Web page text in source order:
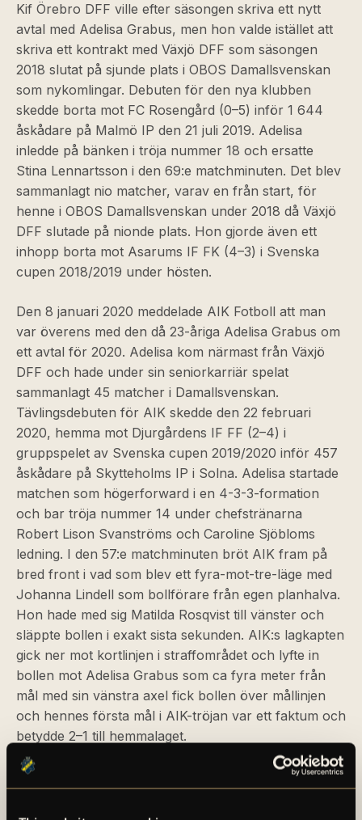
Kif Örebro DFF ville efter säsongen skriva ett nytt
avtal med Adelisa Grabus, men hon valde istället att
skriva ett kontrakt med Växjö DFF som säsongen
2018 slutat på sjunde plats i OBOS Damallsvenskan
som nykomlingar. Debuten för den nya klubben
skedde borta mot FC Rosengård (0–5) inför 1 644
åskådare på Malmö IP den 21 juli 2019. Adelisa
inledde på bänken i tröja nummer 18 och ersatte
Stina Lennartsson i den 69:e matchminuten. Det blev
sammanlagt nio matcher, varav en från start, för
henne i OBOS Damallsvenskan under 2018 då Växjö
DFF slutade på nionde plats. Hon gjorde även ett
inhopp borta mot Asarums IF FK (4–3) i Svenska
cupen 2018/2019 under hösten.
Den 8 januari 2020 meddelade AIK Fotboll att man
var överens med den då 23-åriga Adelisa Grabus om
ett avtal för 2020. Adelisa kom närmast från Växjö
DFF och hade under sin seniorkarriär spelat
sammanlagt 45 matcher i Damallsvenskan.
Tävlingsdebuten för AIK skedde den 22 februari
2020, hemma mot Djurgårdens IF FF (2–4) i
gruppspelet av Svenska cupen 2019/2020 inför 457
åskådare på Skytteholms IP i Solna. Adelisa startade
matchen som högerforward i en 4-3-3-formation
och bar tröja nummer 14 under chefstränarna
Robert Lison Svanströms och Caroline Sjöbloms
ledning. I den 57:e matchminuten bröt AIK fram på
bred front i vad som blev ett fyra-mot-tre-läge med
Johanna Lindell som bollförare från egen planhalva.
Hon hade med sig Matilda Rosqvist till vänster och
släppte bollen i exakt sista sekunden. AIK:s lagkapten
gick ner mot kortlinjen i straffområdet och lyfte in
bollen mot Adelisa Grabus som ca fyra meter från
mål med sin vänstra axel fick bollen över mållinjen
och hennes första mål i AIK-tröjan var ett faktum och
betydde 2–1 till hemmalaget.
Efter att seriestarten blev uppskjuten p g a covid-19
mot en av seriefavoriterna Hammarby (4–1) inför